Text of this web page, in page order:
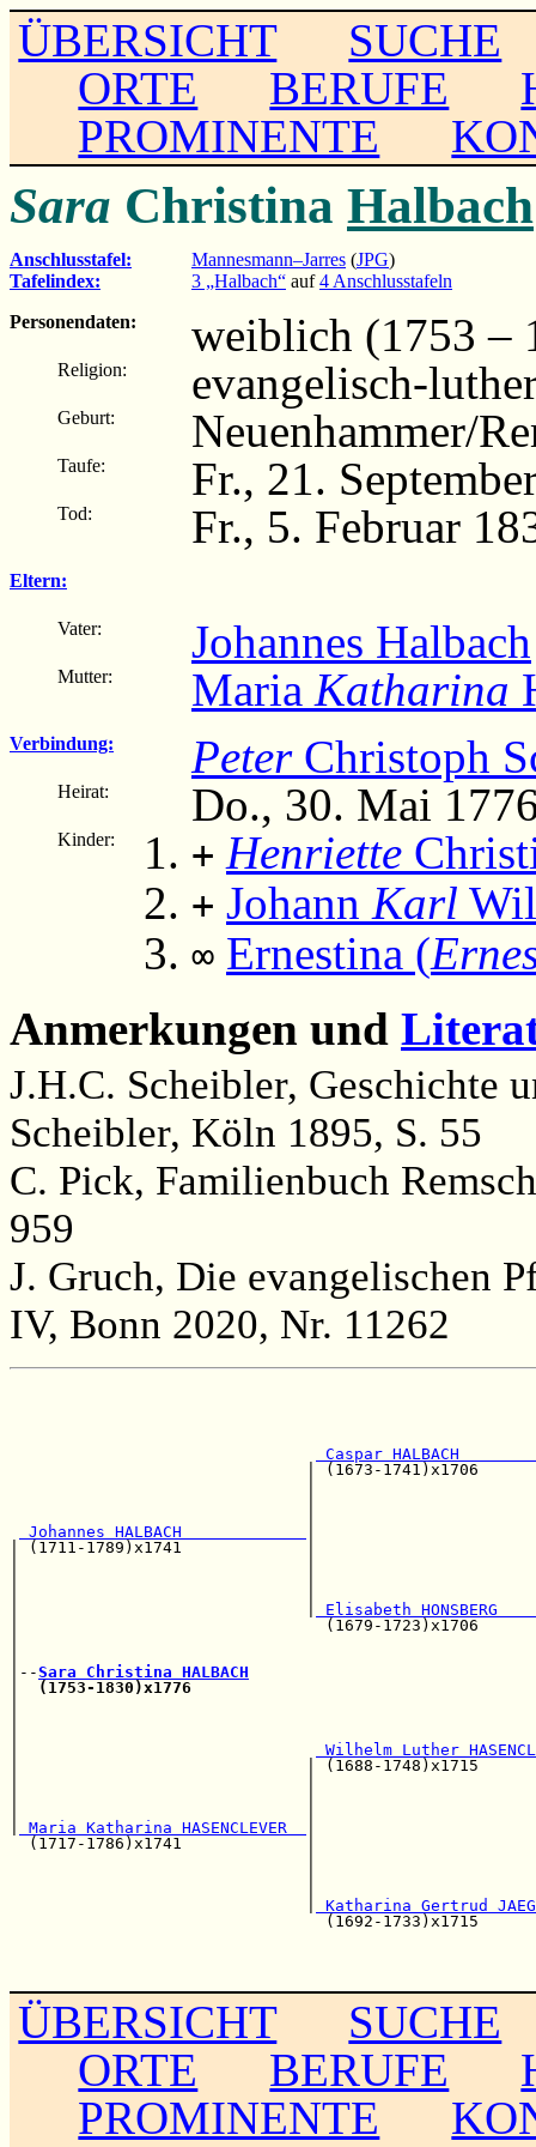
ÜBERSICHT
SUCHE
ORTE
BERUFE
PROMINENTE
Sara Christina Halbach
Anschlusstafel: Mannesmann–Jarres (JPG)
Tafelindex:
3 „Halbach“ auf4 Anschlusstafeln
Personendaten:
weiblich (1753 –
Religion: evangelisch-
Geburt: Neuenhammer/
Taufe: Fr., 21.
Tod: Fr., 5. Februar
Eltern:
Vater: Johannes Halbach
Mutter: Maria Katharina
Verbindung: PeterChristoph
Heirat: Do., 30. Mai
Kinder: + Henriette
+ Johann Karl
∞ Ernestina (
Anmerkungen und
J.H.C. Scheibler, Geschichte
Scheibler, Köln 1895, S. 55
C. Pick, Familienbuch
959
J. Gruch, Die evangelischen
IV, Bonn 2020, Nr. 11262
Caspar
| (1673-
Johannes HALBACH
| (1711-
Elisabeth
|                                (1679-
|--Sara Christina HALBACH
(1753-1830)x1776
Wilhelm Luther
|                              | (1688-
Maria Katharina HASENCLEVER
(1717-1786)x1741
Katharina Gertrud
(1692-
ÜBERSICHT
SUCHE
ORTE
BERUFE
PROMINENTE